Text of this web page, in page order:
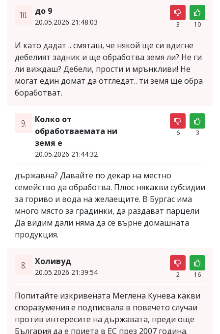
10. до 9
20.05.2026 21:48:03 3 10
И като дадат .. смяташ, че някой ще си вдигне
дебелият задник и ще обработва земя ли? Не ги
ли виждаш? Дебели, прости и мрънкливи! Не
могат един домат да отгледат.. ти земя ще обра
боработват.
9.
Колко от
обработваемата ни
земя е
20.05.2026 21:44:32
6 3
държавна? Давайте по декар на местно
семейство да обработва. Плюс някакви субсидии
за гориво и вода на желаещите. В Бургас има
много място за градинки, да раздават парцели
Да видим дали няма да се върне домашната
продукция.
8. Холивуд
20.05.2026 21:39:54 2 16
Попитайте изкривената Меглена Кунева какви
споразумения е подписвала в повечето случаи
против интересите на държавата, преди още
България да е приета в ЕС през 2007 година.